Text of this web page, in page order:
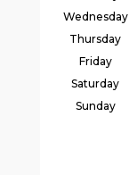
Wednesday
Thursday
Friday
Saturday
Sunday